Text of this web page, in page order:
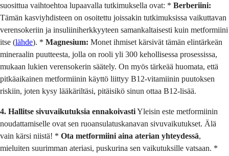
suosittua vaihtoehtoa lupaavalla tutkimuksella ovat: * Berberiini:
Tämän kasviyhdisteen on osoitettu joissakin tutkimuksissa vaikuttavan
verensokeriin ja insuliiniherkkyyteen samankaltaisesti kuin metformiini
itse (lähde). * Magnesium: Monet ihmiset kärsivät tämän elintärkeän
mineraalin puutteesta, jolla on rooli yli 300 kehollisessa prosessissa,
mukaan lukien verensokerin säätely. On myös tärkeää huomata, että
pitkäaikainen metformiinin käyttö liittyy B12-vitamiinin puutoksen
riskiin, joten kysy lääkäriltäsi, pitäisikö sinun ottaa B12-lisää.
4. Hallitse sivuvaikutuksia ennakoivastiYleisin este metformiinin
noudattamiselle ovat sen ruoansulatuskanavan sivuvaikutukset. Älä
vain kärsi niistä! * Ota metformiini aina aterian yhteydessä,
mieluiten suurimman ateriasi, puskurina sen vaikutuksille vatsaan. *